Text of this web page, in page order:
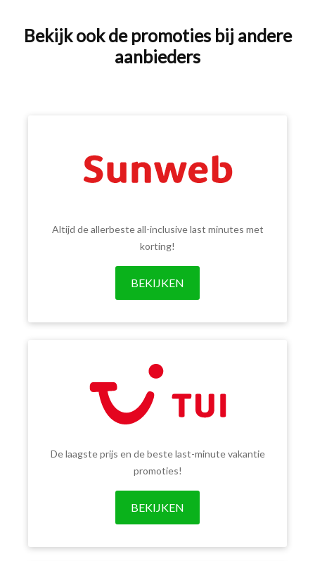
Bekijk ook de promoties bij andere
aanbieders
Altijd de allerbeste all-inclusive last minutes met
korting!
BEKIJKEN
De laagste prijs en de beste last-minute vakantie
promoties!
BEKIJKEN